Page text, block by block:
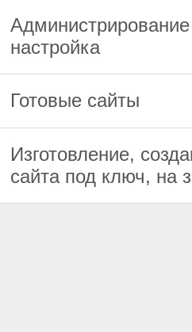
настройка
Готовые сайты
Изготовление,
сайта под ключ, на